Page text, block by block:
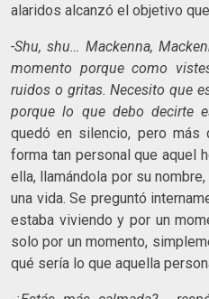
alaridos alcanzó el objetivo
-Shu, shu… Mackenna,
momento porque como
ruidos o gritas. Necesito que
porque lo que debo decirte
quedó en silencio, pero más
forma tan personal que aquel
ella, llamándola por su
una vida. Se preguntó
estaba viviendo y por un
solo por un momento,
qué sería lo que aquella